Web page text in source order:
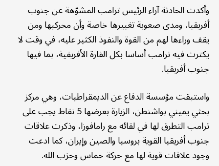
وأكدت الحادثة آراء الرئيس ترامب المشوّهة عن جنوب
أفريقيا، ومدى صعوبة تغييرها خاصة وأن محركيها ومن
يقف وراءها لهم من القوة والنفوذ الكثير عليه، في وقت لا
يكترث فيه ترامب أساسا بكل القارة الأفريقية، بما فيها
جنوب أفريقيا.
واستبقت مؤسسة الدفاع عن الديمقراطيات، وهي مركز
بحثي يميني بواشنطن، الزيارة بعرضها 5 نقاط يجب على
ترامب التطرق لها في لقائه مع رامافوزا، وذكرت علاقات
جنوب أفريقيا القوية بروسيا والصين وإيران، كما ادعت
وجود علاقات قوية لها مع حركة حماس وحزب الله.